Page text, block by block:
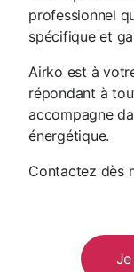
professionnel
spécifique et
Airko est à
répondant à
accompagne
énergétique.
Contactez dès